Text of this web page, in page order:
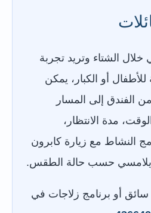
الشتاء وتريد تجربة
أو الكبار، يمكن
الفندق إلى المسار
مدة الانتظار،
النشاط مع زيارة كابرون
حسب حالة الطقس.
سائق أو برنامج زلاجات في